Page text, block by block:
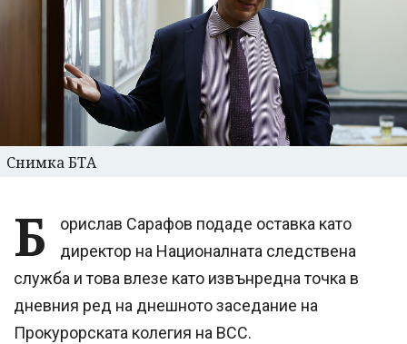
Снимка БТА
Б
орислав Сарафов подаде оставка като
директор на Националната следствена
служба и това влезе като извънредна точка в
дневния ред на днешното заседание на
Прокурорската колегия на ВСС.